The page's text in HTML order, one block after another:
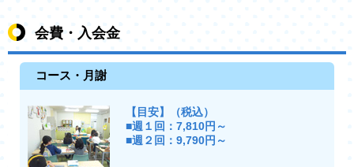
会費・入会金
コース・月謝
【目安】（税込）
■週１回：7,810円～
■週２回：9,790円～